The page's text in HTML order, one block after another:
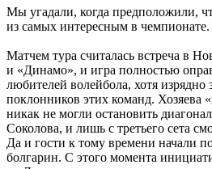
Мы угадали, когда предположили,
из самых интересным в чемпионате.
Матчем тура считалась встреча в
и «Динамо», и игра полностью
любителей волейбола, хотя изрядно
поклонников этих команд.
никак не могли остановить
Соколова, и лишь с третьего сета
Да и гости к тому времени начали
болгарин. С этого момента